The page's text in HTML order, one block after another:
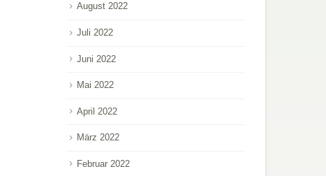
August 2022
Juli 2022
Juni 2022
Mai 2022
April 2022
März 2022
Februar 2022